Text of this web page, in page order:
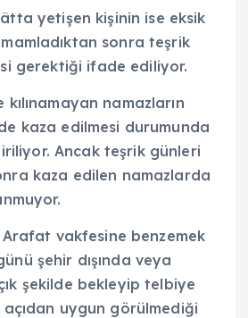
yetişen kişinin ise eksik
sonra teşrik
gerektiği ifade ediliyor.
namazların
kaza edilmesi durumunda
Ancak teşrik günleri
kaza edilen namazlarda
Arafat vakfesine benzemek
şehir dışında veya
şekilde bekleyip telbiye
uygun görülmediği